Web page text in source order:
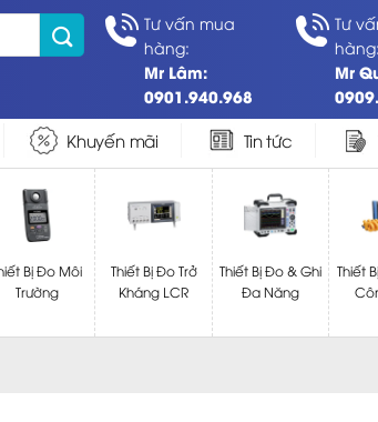
Tư vấn mua
hàng:
Mr Lâm:
0901.940.968
Tư
hàng:
Mr
Khuyến mãi Tin tức
Bị Đo Môi
Trường
Thiết Bị Đo Trở
Kháng LCR
Thiết Bị Đo & Ghi
Đa Năng
Thiết